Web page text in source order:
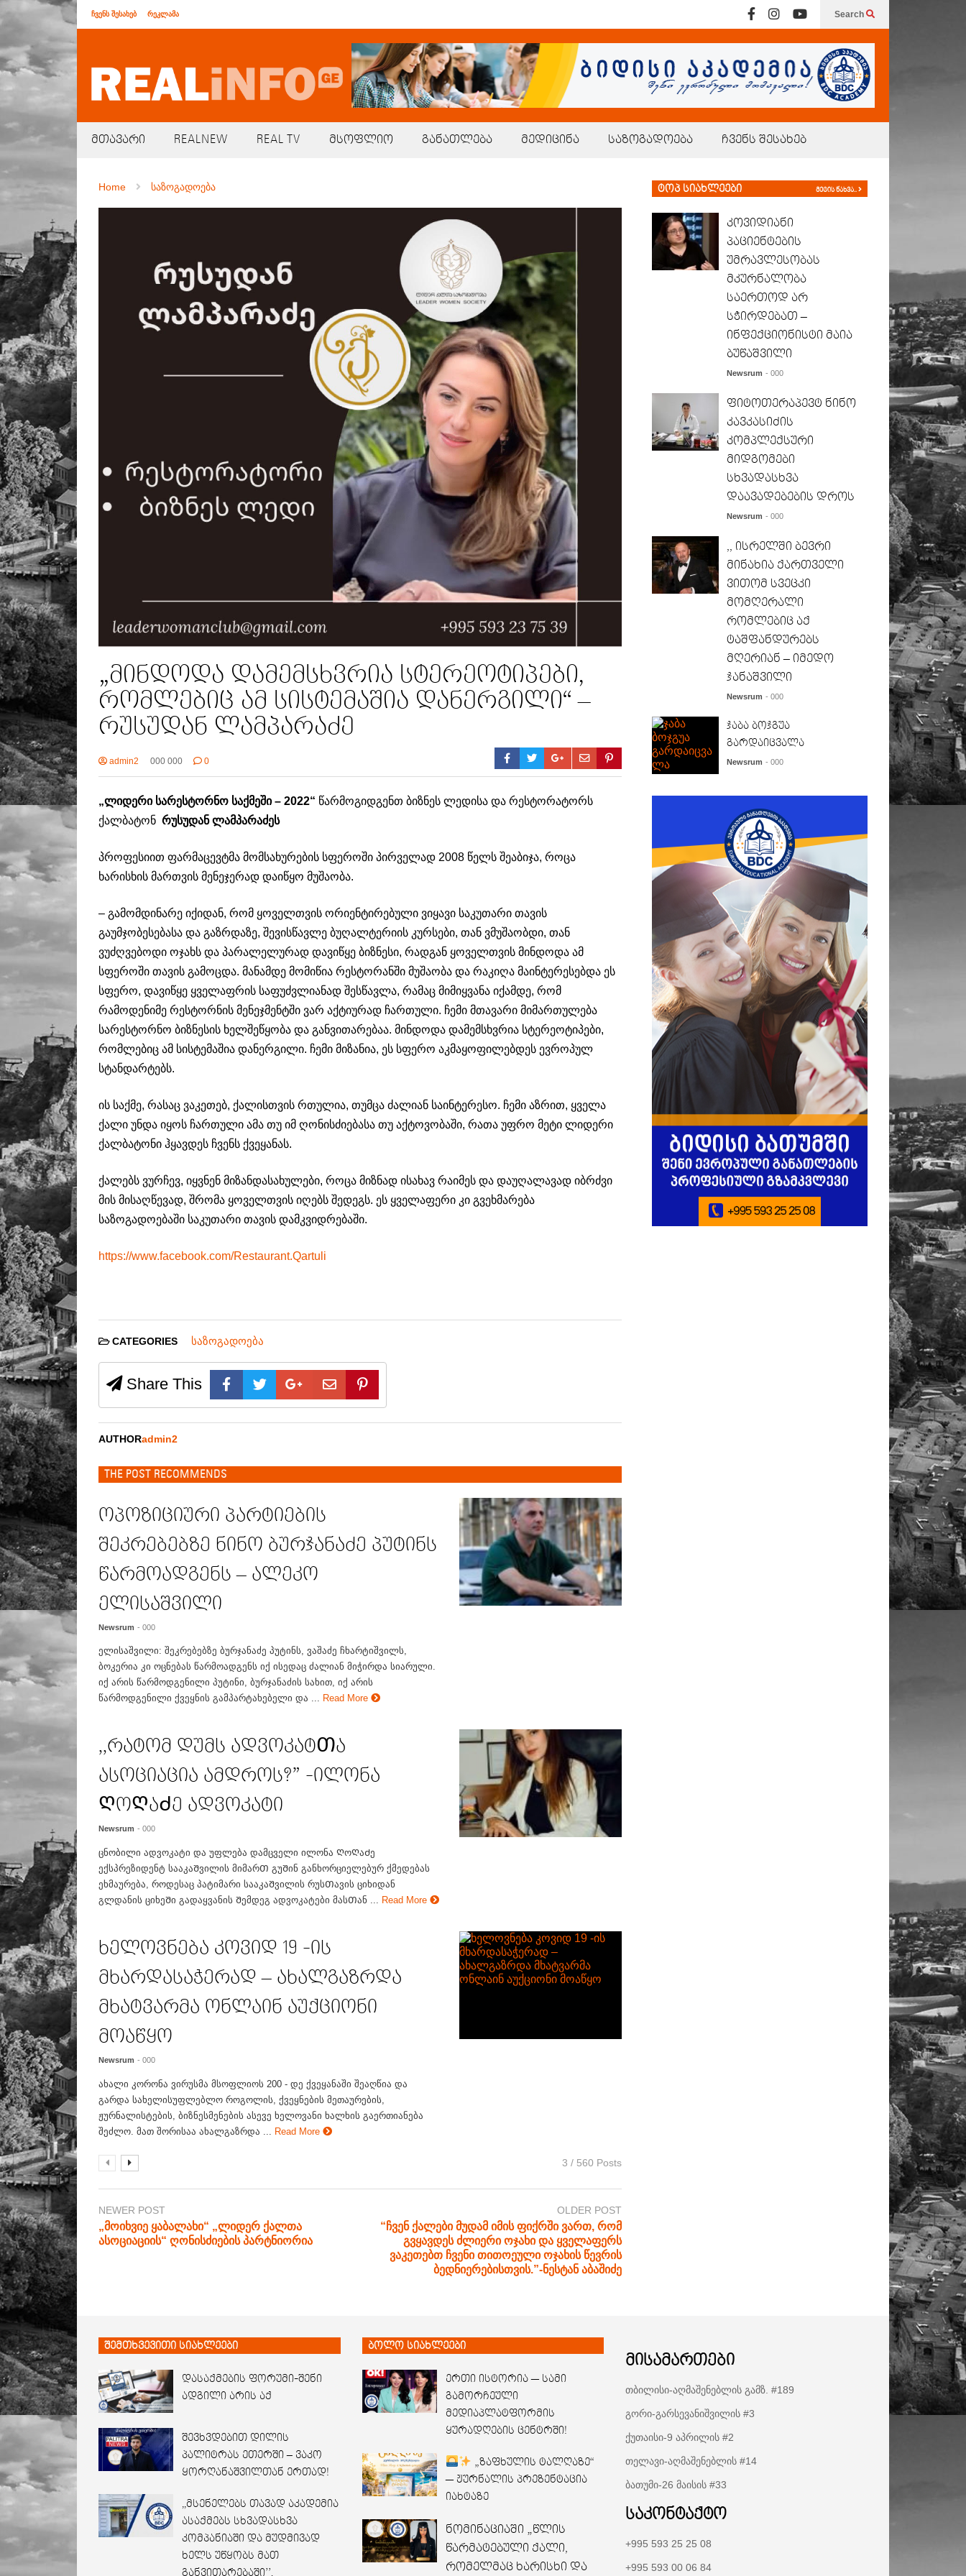
ჩვენს შესახებ რეკლამა Search
მთავარი REALNEW REAL TV მსოფლიო განათლება მედიცინა საზოგადოება ჩვენს შესახებ
Home საზოგადოება
„მინდოდა დამემსხვრია სტერეოტიპები,
რომლებიც ამ სისტემაშია დანერგილი“ –
რუსუდან ლამპარაძე
admin2 000 000 0
„ლიდერი სარესტორნო საქმეში – 2022“ წარმოგიდგენთ ბიზნეს ლედისა და რესტორატორს
ქალბატონ რუსუდანლამპარაძეს
პროფესიით ფარმაცევტმა მომსახურების სფეროში პირველად 2008 წელს შეაბიჯა, როცა
ხარისხის მართვის მენეჯერად დაიწყო მუშაობა.
– გამომდინარე იქიდან, რომ ყოველთვის ორიენტირებული ვიყავი საკუთარი თავის
გაუმჯობესებასა და გაზრდაზე, შევისწავლე ბუღალტერიის კურსები, თან ვმუშაობდი, თან
ვუძღვებოდი ოჯახს და პარალელურად დავიწყე ბიზნესი, რადგან ყოველთვის მინდოდა ამ
სფეროში თავის გამოცდა. მანამდე მომიწია რესტორანში მუშაობა და რაკიღა მაინტერესებდა ეს
სფერო, დავიწყე ყველაფრის საფუძვლიანად შესწავლა, რამაც მიმიყვანა იქამდე, რომ
რამოდენიმე რესტორნის მენეჯმენტში ვარ აქტიურად ჩართული. ჩემი მთავარი მიმართულება
სარესტორნო ბიზნესის ხელშეწყობა და განვითარებაა. მინდოდა დამემსხვრია სტერეოტიპები,
რომლებიც ამ სისტემაშია დანერგილი. ჩემი მიზანია, ეს სფერო აკმაყოფილებდეს ევროპულ
სტანდარტებს.
ის საქმე, რასაც ვაკეთებ, ქალისთვის რთულია, თუმცა ძალიან საინტერესო. ჩემი აზრით, ყველა
ქალი უნდა იყოს ჩართული ამა თუ იმ ღონისძიებასა თუ აქტოვობაში, რათა უფრო მეტი ლიდერი
ქალბატონი ჰყავდეს ჩვენს ქვეყანას.
ქალებს ვურჩევ, იყვნენ მიზანდასახულები, როცა მიზნად ისახავ რაიმეს და დაუღალავად იბრძვი
მის მისაღწევად, შრომა ყოველთვის იღებს შედეგს. ეს ყველაფერი კი გვეხმარება
საზოგადოებაში საკუთარი თავის დამკვიდრებაში.
https://www.facebook.com/Restaurant.Qartuli
CATEGORIES საზოგადოება
Share This
AUTHORadmin2
THE POST RECOMMENDS
ოპოზიციური პარტიების
შეკრებებზე ნინო ბურჯანაძე პუტინს
წარმოადგენს – ალეკო
ელისაშვილი
Newsrum - 000
ელისაშვილი: შეკრებებზე ბურჯანაძე პუტინს, ვაშაძე ჩხარტიშვილს,
ბოკერია კი ოცნებას წარმოადგენს იქ ისედაც ძალიან მიჭირდა სიარული.
იქ არის წარმოდგენილი პუტინი, ბურჯანაძის სახით, იქ არის
წარმოდგენილი ქვეყნის გამპარტახებელი და ... Read More
,,რატომ დუმს ადვოკატᲗა
ასოციაცია ამდროს?” -ილონა
ᲦოᲦაᲫე ადვოკატი
Newsrum - 000
ცნობილი ადვოკატი და უფლება დამცველი ილონა ᲦოᲦაᲫე
ექსპრეზიდენტ სააკაᲨვილის მიმარᲗ გუᲨინ განხორციელებურ ქმედებას
ეხმაურება, როდესაც პატიმარი სააკაᲨვილის რუსᲗავის ციხიდან
გლდანის ციხეᲨი გადაყვანის Შემდეგ ადვოკატები მასᲗან ... Read More
ხელოვნება კოვიდ 19 -ის
მხარდასაჭერად – ახალგაზრდა
მხატვარმა ონლაინ აუქციონი
მოაწყო
Newsrum - 000
ახალი კორონა ვირუსმა მსოფლიოს 200 - დე ქვეყანაში შეაღწია და
გარდა სახელისუფლებლო როგოლის, ქვეყნების მეთაურების,
ჟურნალისტების, ბიზნესმენების ასევე ხელოვანი ხალხის გაერთიანება
შეძლო. მათ შორისაა ახალგაზრდა ... Read More
3 / 560 Posts
NEWER POST
„მოიხვიე ყაბალახი“ „ლიდერ ქალთა
ასოციაციის“ ღონისძიების პარტნიორია
OLDER POST
“ჩვენ ქალები მუდამ იმის ფიქრში ვართ, რომ
გვყავდეს ძლიერი ოჯახი და ყველაფერს
ვაკეთებთ ჩვენი თითოეული ოჯახის წევრის
ბედნიერებისთვის.”-ნესტან აბაშიძე
ტოპ სიახლეები მეტის ნახვა..
კოვიდიანი
პაციენტების
უმრავლესობას
მკურნალობა
საერთოდ არ
სჭირდებათ –
ინფექციონისტი მაია
ბუწაშვილი
Newsrum - 000
ფიტოთერაპევტ ნინო
კავკასიძის
კომპლექსური
მიდგომები
სხვადასხვა
დაავადებების დროს
Newsrum - 000
,, ისრელში ბევრი
მინახია ქართველი
ვითომ სვეცკი
მომღერალი
რომლებიც აქ
ტაშფანდურებს
მღერიან – იმედო
ჯანაშვილი
Newsrum - 000
ჯაბა ბოჯგუა
გარდაიცვალა
Newsrum - 000
შემთხვევითი სიახლეები
დასაქმების ფორუმი-შენი
ადგილი არის აქ
შევხვდებით დილის
პალიტრას ეთერში – ვაკო
ყორღანაშვილთან ერთად!
,,მსენელებს თავად აკადემია
ასაქმებს სხვადასხვა
კომპანიაში და მუდმივად
ხელს უწყობს მათ
განვითარებაში’’.
ბოლო სიახლეები
ერთი ისტორია — სამი
გამორჩეული
მედიაპლატფორმის
ყურადღების ცენტრში!
„ზაფხულის ტალღაზე“
— ჟურნალის პრეზენტაცია
იახტაზე
ნომინაციაში „წლის
წარმატებული ქალი,
რომელმაც ხარისხი და
მისამართები
თბილისი-აღმაშენებლის გამზ. #189
გორი-გარსევანიშვილის #3
ქუთაისი-9 აპრილის #2
თელავი-აღმაშენებლის #14
ბათუმი-26 მაისის #33
საკონტაქტო
+995 593 25 25 08
+995 593 00 06 84